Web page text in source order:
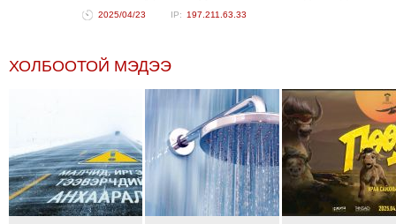
2025/04/23 197.211.63.33
ХОЛБООТОЙ МЭДЭЭ